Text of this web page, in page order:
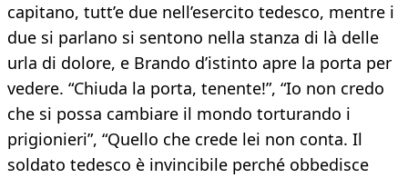
capitano, tutt’e due nell’esercito tedesco, mentre i
due si parlano si sentono nella stanza di là delle
urla di dolore, e Brando d’istinto apre la porta per
vedere. “Chiuda la porta, tenente!”, “Io non credo
che si possa cambiare il mondo torturando i
prigionieri”, “Quello che crede lei non conta. Il
soldato tedesco è invincibile perché obbedisce